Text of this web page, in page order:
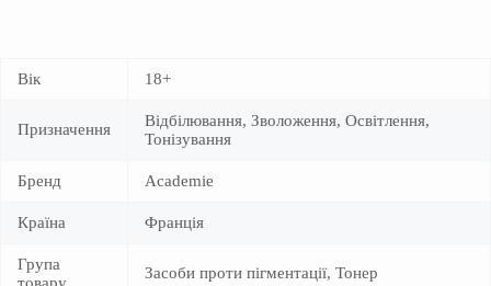
Вік 18+
Призначення
Відбілювання, Зволоження, Освітлення,
Тонізування
Бренд Academie
Країна Франція
Група
Засоби проти пігментації, Тонер